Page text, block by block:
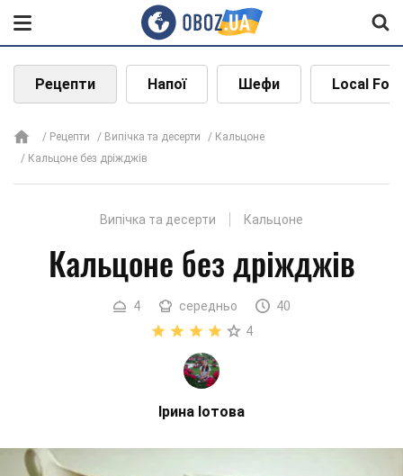
Рецепти Напої Шефи Local
Рецепти Випічка та десерти
Кальцоне
Кальцоне без дріжджів
Випічка та десерти Кальцоне
Кальцоне без дріжджів
4 середньо
40
4
Ірина Іотова